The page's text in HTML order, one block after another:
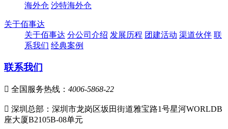
海外仓 沙特海外仓
关于佰事达
关于佰事达 分公司介绍 发展历程 团建活动 渠道伙伴 联
系我们 经典案例
联系我们
 全国服务热线： 4006-5868-22
 深圳总部：深圳市龙岗区坂田街道雅宝路1号星河WORLDB
座大厦B2105B-08单元